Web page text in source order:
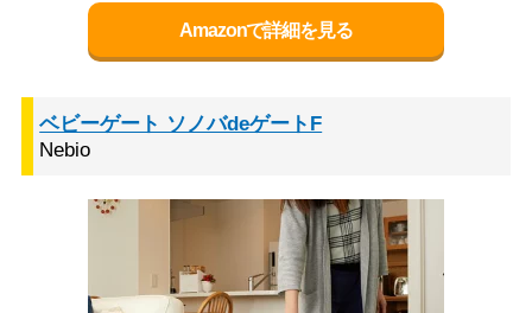
Amazonで詳細を見る
ベビーゲート ソノバdeゲートF
Nebio